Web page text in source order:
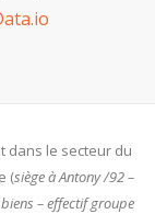
dans le secteur du
(siège à Antony /92 –
– effectif groupe